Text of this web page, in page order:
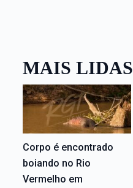
MAIS LIDAS
Corpo é encontrado
boiando no Rio
Vermelho em